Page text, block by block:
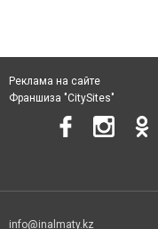
Реклама на сайте
Франшиза "CitySites"
info@inalmaty.kz